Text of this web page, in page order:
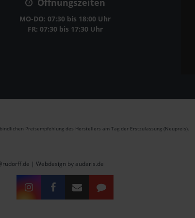
Öffnungszeiten
MO-DO: 07:30 bis 18:00 Uhr
FR: 07:30 bis 17:30 Uhr
Preisempfehlung des Herstellers am Tag der Erstzulassung (Neupreis).
| Webdesign by audaris.de